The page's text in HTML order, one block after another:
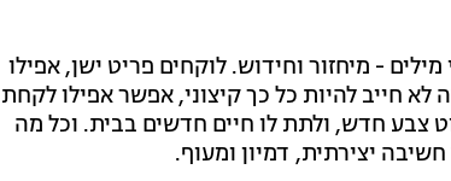
- מיחזור וחידוש. לוקחים פריט ישן, אפילו
חייב להיות כל כך קיצוני, אפשר אפילו לקחת
צבע חדש, ולתת לו חיים חדשים בבית. וכל מה
יצירתית, דמיון ומעוף.